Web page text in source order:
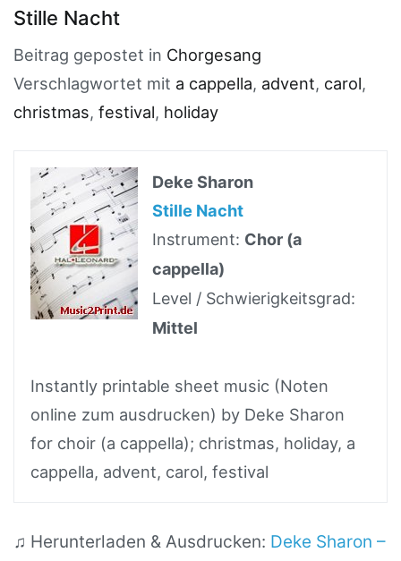
Stille Nacht
Beitrag gepostet in Chorgesang
Verschlagwortet mit a cappella, advent, carol,
christmas, festival, holiday
Deke Sharon
Stille Nacht
Instrument: Chor (a
cappella)
Level / Schwierigkeitsgrad:
Mittel
Instantly printable sheet music (Noten
online zum ausdrucken) by Deke Sharon
for choir (a cappella); christmas, holiday, a
cappella, advent, carol, festival
♫ Herunterladen & Ausdrucken: Deke Sharon –